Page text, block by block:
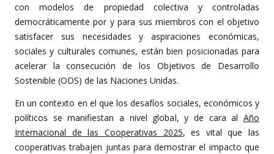
con modelos de propiedad colectiva y controladas
democráticamente por y para sus miembros con el objetivo
satisfacer sus necesidades y aspiraciones económicas,
sociales y culturales comunes, están bien posicionadas para
acelerar la consecución de los Objetivos de Desarrollo
Sostenible (ODS) de las Naciones Unidas.
En un contexto en el que los desafíos sociales, económicos y
políticos se manifiestan a nivel global, y de cara al Año
Internacional de las Cooperativas 2025, es vital que las
cooperativas trabajen juntas para demostrar el impacto que